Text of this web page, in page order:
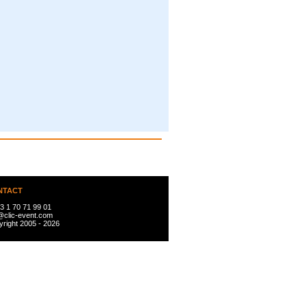
1 70 71 99 01
event.com
2005 - 2026